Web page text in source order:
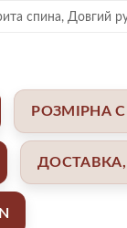
спина, Довгий
РОЗМІРНА
ДОСТАВКА,